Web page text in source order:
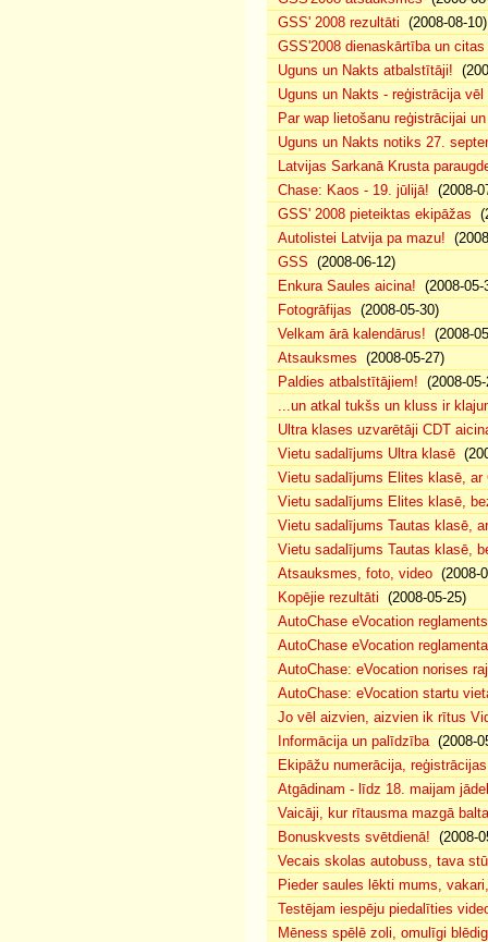
GSS' 2008 rezultāti (2008-08-10)
GSS'2008 dienaskārtība un
Uguns un Nakts atbalstītāji!
Uguns un Nakts - reģistrācija
Par wap lietošanu reģistrācijai
Uguns un Nakts notiks 27.
Latvijas Sarkanā Krusta
Chase: Kaos - 19. jūlijā! (2008-
GSS' 2008 pieteiktas ekipāžas
Autolistei Latvija pa mazu!
GSS (2008-06-12)
Enkura Saules aicina! (2008-05-
Fotogrāfijas (2008-05-30)
Velkam ārā kalendārus! (2008-
Atsauksmes (2008-05-27)
Paldies atbalstītājiem! (2008-
...un atkal tukšs un kluss ir
Ultra klases uzvarētāji CDT
Vietu sadalījums Ultra klasē
Vietu sadalījums Elites klasē, ar
Vietu sadalījums Elites klasē,
Vietu sadalījums Tautas klasē,
Vietu sadalījums Tautas klasē,
Atsauksmes, foto, video (2008-
Kopējie rezultāti (2008-05-25)
AutoChase eVocation reglaments
AutoChase eVocation
AutoChase: eVocation norises
AutoChase: eVocation startu
Jo vēl aizvien, aizvien ik rītus
Informācija un palīdzība(2008-
Ekipāžu numerācija,
Atgādinam - līdz 18. maijam
Vaicāji, kur rītausma mazgā
Bonuskvests svētdienā! (2008-
Vecais skolas autobuss, tava
Pieder saules lēkti mums,
Testējam iespēju piedalīties
Mēness spēlē zoli, omulīgi